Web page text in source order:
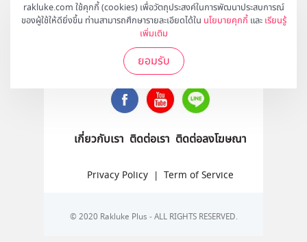
rakluke.com ใช้คุกกี้ (cookies) เพื่อวัตถุประสงค์ในการพัฒนาประสบการณ์
ของผู้ใช้ให้ดียิ่งขึ้น ท่านสามารถศึกษารายละเอียดได้ใน นโยบายคุกกี้ และ เรียนรู้
เพิ่มเติม
ยอมรับ
ติดตามเราได้ที่
เกี่ยวกับเรา ติดต่อเรา ติดต่อลงโฆษณา
Privacy Policy | Term of Service
© 2020 Rakluke Plus - ALL RIGHTS RESERVED.